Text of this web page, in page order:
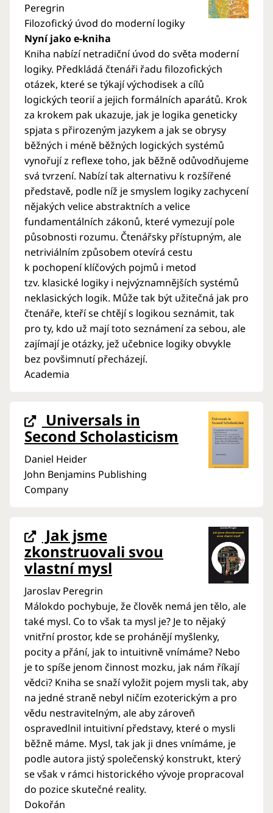
Peregrin
Filozofický úvod do moderní logiky
Nyní jako e-kniha
Kniha nabízí netradiční úvod do světa moderní
logiky. Předkládá čtenáři řadu filozofických
otázek, které se týkají východisek a cílů
logických teorií a jejich formálních aparátů. Krok
za krokem pak ukazuje, jak je logika geneticky
spjata s přirozeným jazykem a jak se obrysy
běžných i méně běžných logických systémů
vynořují z reflexe toho, jak běžně odůvodňujeme
svá tvrzení. Nabízí tak alternativu k rozšířené
představě, podle níž je smyslem logiky zachycení
nějakých velice abstraktních a velice
fundamentálních zákonů, které vymezují pole
působnosti rozumu. Čtenářsky přístupným, ale
netriviálním způsobem otevírá cestu
k pochopení klíčových pojmů i metod
tzv. klasické logiky i nejvýznamnějších systémů
neklasických logik. Může tak být užitečná jak pro
čtenáře, kteří se chtějí s logikou seznámit, tak
pro ty, kdo už mají toto seznámení za sebou, ale
zajímají je otázky, jež učebnice logiky obvykle
bez povšimnutí přecházejí.
Academia
Universals in
Second Scholasticism
Daniel Heider
John Benjamins Publishing
Company
Jak jsme
zkonstruovali svou
vlastní mysl
Jaroslav Peregrin
Málokdo pochybuje, že člověk nemá jen tělo, ale
také mysl. Co to však ta mysl je? Je to nějaký
vnitřní prostor, kde se prohánějí myšlenky,
pocity a přání, jak to intuitivně vnímáme? Nebo
je to spíše jenom činnost mozku, jak nám říkají
vědci? Kniha se snaží vyložit pojem mysli tak, aby
na jedné straně nebyl ničím ezoterickým a pro
vědu nestravitelným, ale aby zároveň
ospravedlnil intuitivní představy, které o mysli
běžně máme. Mysl, tak jak ji dnes vnímáme, je
podle autora jistý společenský konstrukt, který
se však v rámci historického vývoje propracoval
do pozice skutečné reality.
Dokořán